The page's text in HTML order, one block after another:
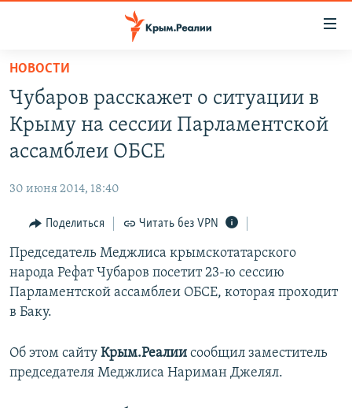
Вернуться
основному
содержанию
Вернутся
главной
Вернутся
поиску
НОВОСТИ
СПЕЦПРОЕКТЫ
ГРУЗ 200
11 ЛЕТ ОККУПАЦИИ КРЫМА. 11 ИСТОРИЙ СОПРОТИВЛЕНИЯ
ВОДА
ЕЩЕ
ИНТЕРАКТИВ
ИНФОГРАФИКА
ТЕЛЕПРОЕКТ КРЫМ.РЕАЛИИ
СОВЕТЫ ПРАВОЗАЩИТНИКОВ
ПОБЕДИТЕЛЕЙ НЕ СУДЯТ?
РАДІО СВОБОДА
КАК ОБОЙТИ БЛОКИРОВКУ
Українською
Qırımtatar
ПРИСОЕДИНЯЙТЕСЬ!
НОВОСТИ
Чубаров расскажет о ситуации в
Крыму на сессии Парламентской
ассамблеи ОБСЕ
30 июня 2014, 18:40
Поделиться Читать без VPN
Председатель Меджлиса крымскотатарского
народа Рефат Чубаров посетит 23-ю сессию
Парламентской ассамблеи ОБСЕ, которая проходит
в Баку.
Об этом сайту Крым.Реалии сообщил заместитель
председателя Меджлиса Нариман Джелял.